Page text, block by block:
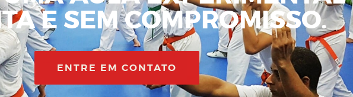
E SEM COMPROMISSO.
ENTRE EM CONTATO